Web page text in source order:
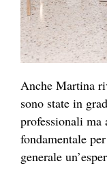
Anche Martina
sono state in
professionali ma
fondamentale
generale